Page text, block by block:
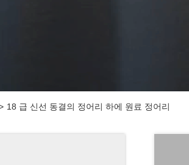
18 급 신선 동결의 정어리 하에 원료 정어리